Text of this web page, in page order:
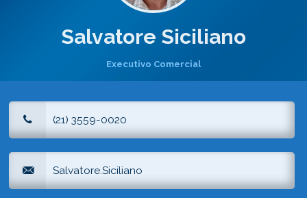
Salvatore Siciliano
Executivo Comercial
(21) 3559-0020
Salvatore.siciliano